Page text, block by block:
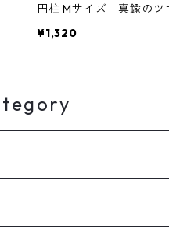
円柱 Mサイズ｜真鍮のツ
¥1,320